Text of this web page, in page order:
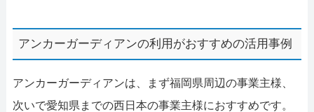
アンカーガーディアンの利用がおすすめの活用事例
アンカーガーディアンは、まず福岡県周辺の事業主様、
次いで愛知県までの西日本の事業主様におすすめです。